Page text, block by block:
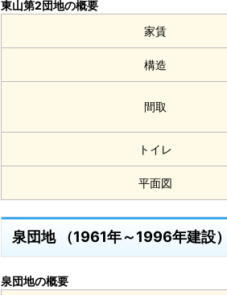
東山第2団地の概要
家賃
構造
間取
トイレ
平面図
泉団地 （1961年～1996年建設
泉団地の概要